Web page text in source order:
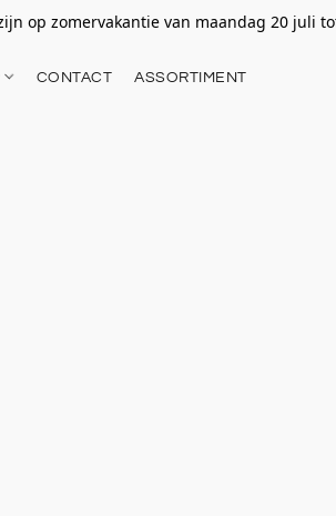
op zomervakantie van maandag 20 juli
CONTACT ASSORTIMENT